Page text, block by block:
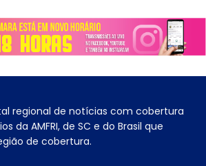
regional de notícias com cobertura
da AMFRI, de SC e do Brasil que
de cobertura.